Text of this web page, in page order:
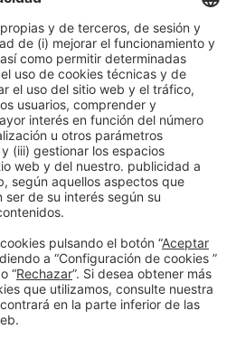
de los
Alimentaria
LinkedIn WhatsApp Email